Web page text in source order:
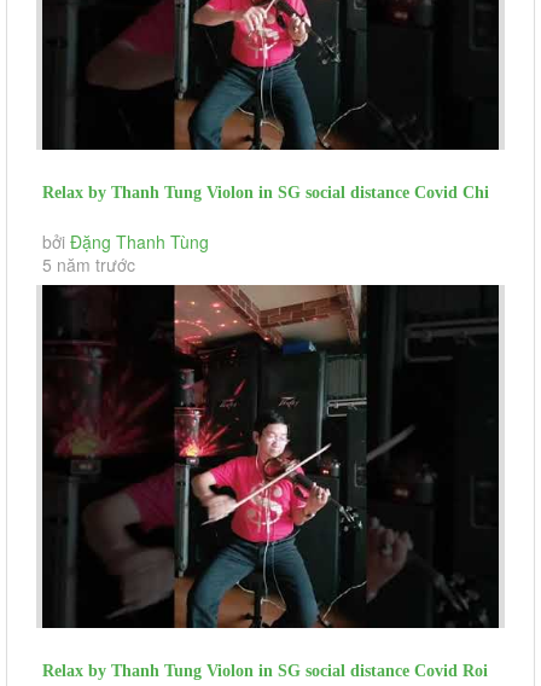
Relax by Thanh Tung Violon in SG social distance Covid Chi
Toi Tran Tien...
bởi Đặng Thanh Tùng
5 năm trước
Relax by Thanh Tung Violon in SG social distance Covid Roi